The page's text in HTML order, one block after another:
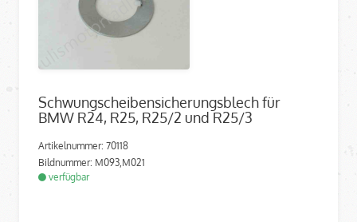
Schwungscheibensicherungsblech für
BMW R24, R25, R25/2 und R25/3
Artikelnummer: 70118
Bildnummer: M093,M021
verfügbar